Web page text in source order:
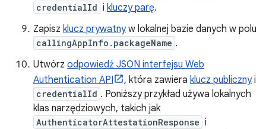
credentialId i kluczy parę.
Zapisz klucz prywatnyw lokalnej bazie danych w polu
callingAppInfo.packageName .
Utwórz odpowiedź JSON interfejsu Web
Authentication API
, która zawiera klucz publicznyi
credentialId . Poniższy przykład używa lokalnych
klas narzędziowych, takich jak
AuthenticatorAttestationResponse i